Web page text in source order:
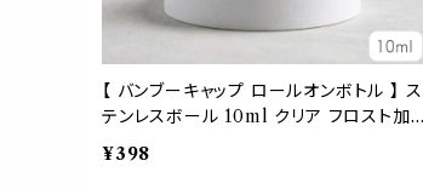
【 バンブーキャップ ロールオンボトル 】 ス
テンレスボール 10ml クリア フロスト加
工 選べる2種類 ガラス製 詰替 容器 遮光
アロマ 精油 エッセンシャルオイル 香水 パ
¥398